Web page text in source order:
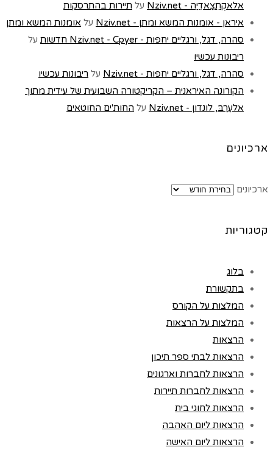
אלאקְתִצַאדִיַה - Nziv.net
על תיירות בהתרסקות
איראן - אומנות המשא ומתן - Nziv.net
על אומנות המשא ומתן
סהרה, דגל, ורגליים יחפות - Nziv.net - Cpyer חדשות
על
ריבונות עכשיו
סהרה, דגל, ורגליים יחפות - Nziv.net
על ריבונות עכשיו
הקורונה האיראנית – הקריקטורה השבועית של עידית מתוך
אלעַרַבּ, לונדון - Nziv.net
על החוּת'ים החוטאים
ארכיונים
ארכיונים
קטגוריות
בלוג
בתקשורת
המלצות על הקורס
המלצות על הרצאות
הרצאות
הרצאות לבתי ספר תיכון
הרצאות לחברות וארגונים
הרצאות לחברות תיירות
הרצאות לחוגי בית
הרצאות ליום האהבה
הרצאות ליום האישה